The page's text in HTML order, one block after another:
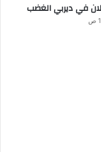
في ديربي الغضب